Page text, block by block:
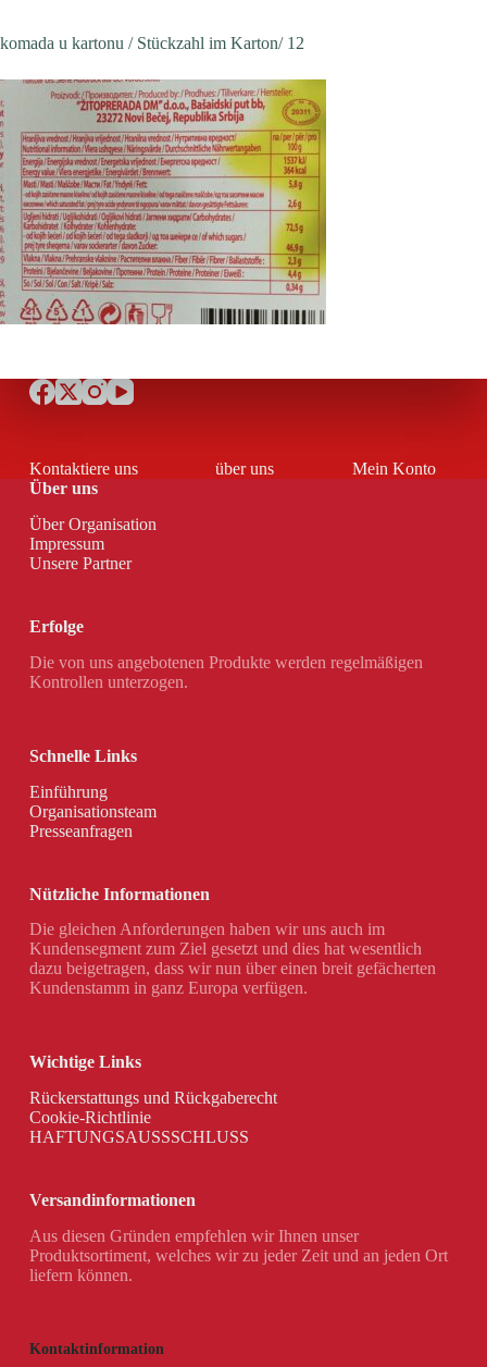
komada u kartonu / Stückzahl im Karton/ 12
Kontaktiere uns über uns
Mein Konto
Über uns
Über Organisation
Impressum
Unsere Partner
Erfolge
Die von uns angebotenen Produkte werden regelmäßigen
Kontrollen unterzogen.
Schnelle Links
Einführung
Organisationsteam
Presseanfragen
Nützliche Informationen
Die gleichen Anforderungen haben wir uns auch im
Kundensegment zum Ziel gesetzt und dies hat wesentlich
dazu beigetragen, dass wir nun über einen breit gefächerten
Kundenstamm in ganz Europa verfügen.
Wichtige Links
Rückerstattungs und Rückgaberecht
Cookie-Richtlinie
HAFTUNGSAUSSSCHLUSS
Versandinformationen
Aus diesen Gründen empfehlen wir Ihnen unser
Produktsortiment, welches wir zu jeder Zeit und an jeden Ort
liefern können.
Kontaktinformation